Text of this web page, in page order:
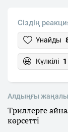
Сіздің
Ұнайды
Күлкілі 1
Алдыңғы
Триллерге
көрсетті